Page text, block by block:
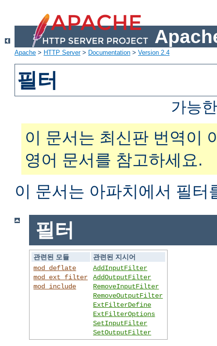
Apache > HTTP Server> Documentation > Version 2.4
필터
가능
이 문서는 최신판 번역이
영어 문서를 참고하세요.
이 문서는 아파치에서 필
필터
관련된 모듈
관련된 지시어
mod_deflate
mod_ext_filter
mod_include
AddInputFilter
AddOutputFilter
RemoveInputFilter
RemoveOutputFilter
ExtFilterDefine
ExtFilterOptions
SetInputFilter
SetOutputFilter